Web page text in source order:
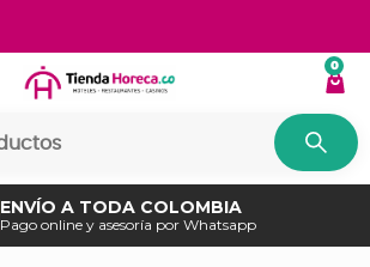
0
ENVÍO A TODA COLOMBIA
Pago online y asesoría por Whatsapp